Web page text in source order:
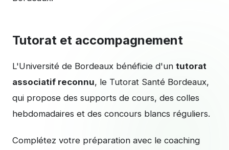
Tutorat et accompagnement
L'Université de Bordeaux bénéficie d'un tutorat
associatif reconnu, le Tutorat Santé Bordeaux,
qui propose des supports de cours, des colles
hebdomadaires et des concours blancs réguliers.
Complétez votre préparation avec le coaching